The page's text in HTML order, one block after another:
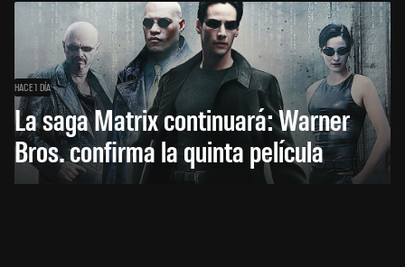
HACE 1 DÍA
La saga Matrix continuará: Warner
Bros. confirma la quinta película